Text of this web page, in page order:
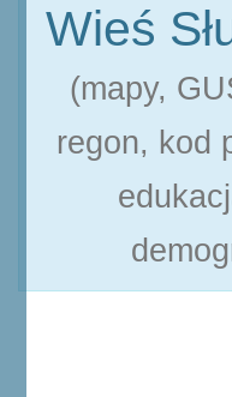
Wieś
(mapy,
regon, kod